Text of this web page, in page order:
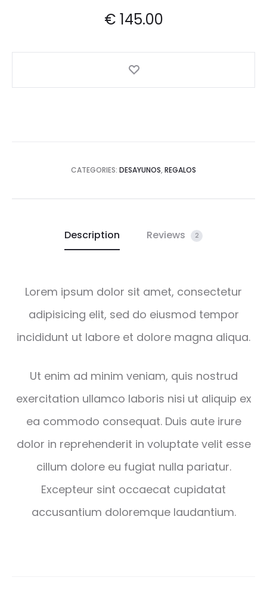
custom
er
€ 145.00
CATEGORIES: DESAYUNOS, REGALOS
Description Reviews 2
Lorem ipsum dolor sit amet, consectetur
adipisicing elit, sed do eiusmod tempor
incididunt ut labore et dolore magna aliqua.
Ut enim ad minim veniam, quis nostrud
exercitation ullamco laboris nisi ut aliquip ex
ea commodo consequat. Duis aute irure
dolor in reprehenderit in voluptate velit esse
cillum dolore eu fugiat nulla pariatur.
Excepteur sint occaecat cupidatat
accusantium doloremque laudantium.